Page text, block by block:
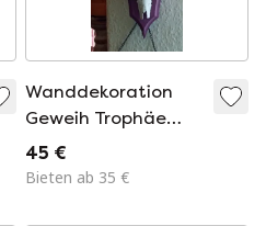
Wanddekoration
Geweih Trophäe
modern rustikal Loft
45 €
Bieten ab 35 €